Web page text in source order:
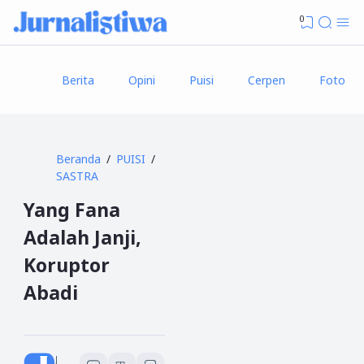
0
Berita Opini Puisi Cerpen Foto
Beranda
PUISI
SASTRA
Yang Fana
Adalah Janji,
Koruptor
Abadi